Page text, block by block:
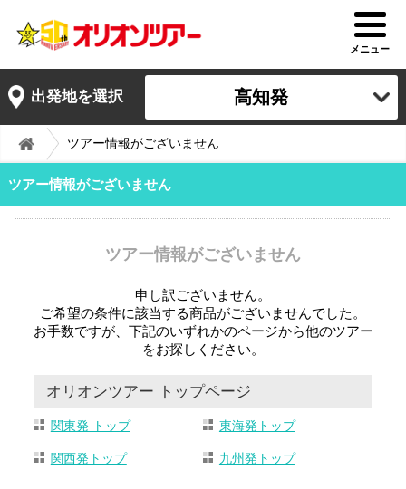
メニュー
出発地を選択 高知発
ツアー情報がございません
ツアー情報がございません
ツアー情報がございません
申し訳ございません。
ご希望の条件に該当する商品がございませんでした。
お手数ですが、下記のいずれかのページから他のツアー
をお探しください。
オリオンツアー トップページ
関東発 トップ 東海発トップ
関西発トップ 九州発トップ